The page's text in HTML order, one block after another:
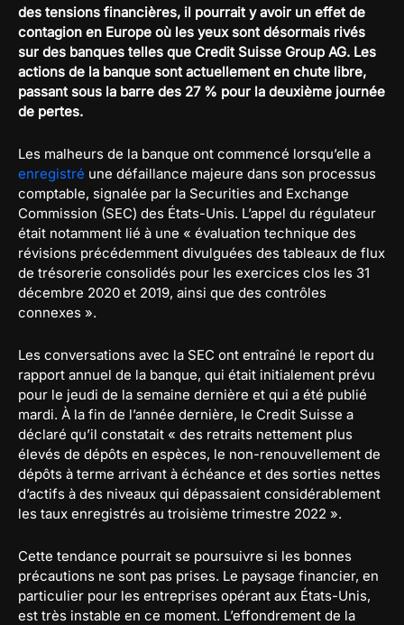
des tensions financières, il pourrait y avoir un effet de
contagion en Europe où les yeux sont désormais rivés
sur des banques telles que Credit Suisse Group AG. Les
actions de la banque sont actuellement en chute libre,
passant sous la barre des 27 % pour la deuxième journée
de pertes.
Les malheurs de la banque ont commencé lorsqu’elle a
enregistré une défaillance majeure dans son processus
comptable, signalée par la Securities and Exchange
Commission (SEC) des États-Unis. L’appel du régulateur
était notamment lié à une « évaluation technique des
révisions précédemment divulguées des tableaux de flux
de trésorerie consolidés pour les exercices clos les 31
décembre 2020 et 2019, ainsi que des contrôles
connexes ».
Les conversations avec la SEC ont entraîné le report du
rapport annuel de la banque, qui était initialement prévu
pour le jeudi de la semaine dernière et qui a été publié
mardi. À la fin de l’année dernière, le Credit Suisse a
déclaré qu’il constatait « des retraits nettement plus
élevés de dépôts en espèces, le non-renouvellement de
dépôts à terme arrivant à échéance et des sorties nettes
d’actifs à des niveaux qui dépassaient considérablement
les taux enregistrés au troisième trimestre 2022 ».
Cette tendance pourrait se poursuivre si les bonnes
précautions ne sont pas prises. Le paysage financier, en
particulier pour les entreprises opérant aux États-Unis,
est très instable en ce moment. L’effondrement de la